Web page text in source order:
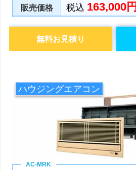
販売価格 税込 163,000円
無料お見積り
ハウジングエアコン